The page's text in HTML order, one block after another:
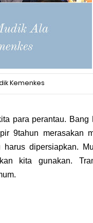
Perusahaan Besar
pada Persaingan
System
Different Countries
range rasa flagship
Kemenkes
para perantau. Bang
9tahun merasakan
dipersiapkan.
kita gunakan.